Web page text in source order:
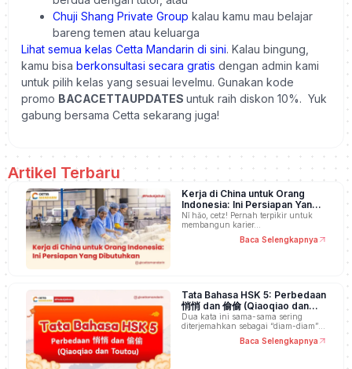
Chuji Shang Private Group kalau kamu mau belajar
bareng temen atau keluarga
Lihat semua kelas Cetta Mandarin di sini. Kalau bingung,
kamu bisa berkonsultasi secara gratis dengan admin kami
untuk pilih kelas yang sesuai levelmu. Gunakan kode
promo BACACETTAUPDATES untuk raih diskon 10%. Yuk
gabung bersama Cetta sekarang juga!
Artikel Terbaru
Kerja di China untuk Orang
Indonesia: Ini Persiapan Yang
Dibutuhkan
Nǐ hǎo, cetz! Pernah terpikir untuk
membangun karier…
Baca Selengkapnya
Tata Bahasa HSK 5: Perbedaan
悄悄 dan 偷偷 (Qiaoqiao dan
Toutou)
Dua kata ini sama-sama sering
diterjemahkan sebagai “diam-diam”,
Baca Selengkapnya